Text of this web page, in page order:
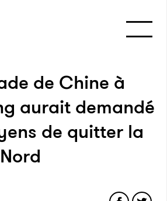
de Chine à
aurait demandé
de quitter la